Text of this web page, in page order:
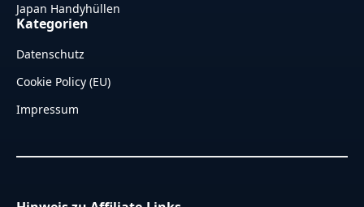
Japan Handyhüllen
Kategorien
Datenschutz
Cookie Policy (EU)
Impressum